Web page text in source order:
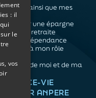
ainsi que mes
une épargne
ma retraite
la dépendance
à mon rôle
soin de moi et de ma
VIE
PAR ANPERE
: il
le
vos